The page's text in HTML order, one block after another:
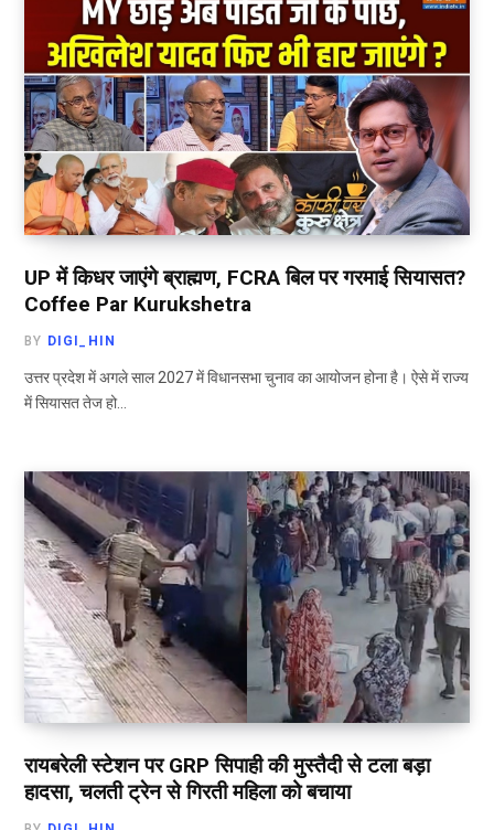
UP में किधर जाएंगे ब्राह्मण, FCRA बिल पर गरमाई सियासत?
Coffee Par Kurukshetra
BY DIGI_HIN
उत्तर प्रदेश में अगले साल 2027 में विधानसभा चुनाव का आयोजन होना है। ऐसे में राज्य
में सियासत तेज हो…
रायबरेली स्टेशन पर GRP सिपाही की मुस्तैदी से टला बड़ा
हादसा, चलती ट्रेन से गिरती महिला को बचाया